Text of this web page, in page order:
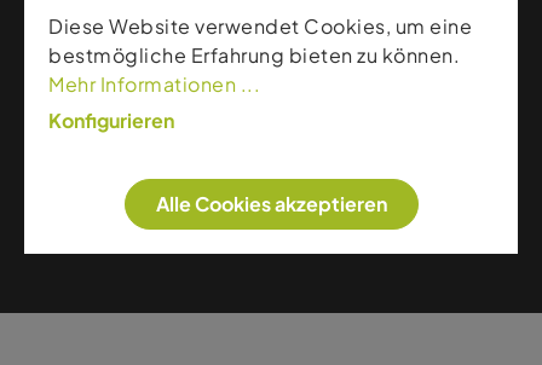
die Wärme, Komfort und außergewöhnliche
Haltbarkeit bieten. Mit authentischen Mustern,
moderner Verarbeitung und reiner norwegischer
Wolle verkörpert Dale of Norway echte Qualität für
alle, die stilvolle und langlebige Winterbekleidung
Weitere Artikel dieser Marke
Diese Website verwendet Cookies, um eine
bestmögliche Erfahrung bieten zu können.
Mehr Informationen ...
Konfigurieren
Alle Cookies akzeptieren